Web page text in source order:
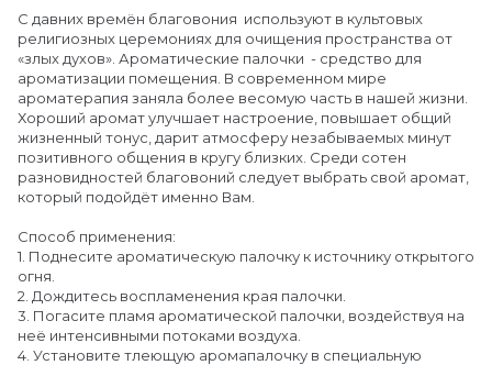
С давних времён благовония используют в культовых
религиозных церемониях для очищения пространства от
«злых духов». Ароматические палочки - средство для
ароматизации помещения. В современном мире
ароматерапия заняла более весомую часть в нашей жизни.
Хороший аромат улучшает настроение, повышает общий
жизненный тонус, дарит атмосферу незабываемых минут
позитивного общения в кругу близких. Среди сотен
разновидностей благовоний следует выбрать свой аромат,
который подойдёт именно Вам.
Способ применения:
1. Поднесите ароматическую палочку к источнику открытого
огня.
2. Дождитесь воспламенения края палочки.
3. Погасите пламя ароматической палочки, воздействуя на
неё интенсивными потоками воздуха.
4. Установите тлеющую аромапалочку в специальную